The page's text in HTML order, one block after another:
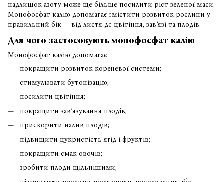
надлишок азоту може ще більше посилити ріст зеленої маси.
Монофосфат калію допомагає змістити розвиток рослини у
правильний бік — від листя до цвітіння, зав’язі та плодів.
Для чого застосовують монофосфат калію
Монофосфат калію допомагає:
покращити розвиток кореневої системи;
стимулювати бутонізацію;
посилити цвітіння;
покращити зав’язування плодів;
прискорити налив плодів;
підвищити цукристість ягід і фруктів;
покращити смак овочів;
зробити плоди щільнішими;